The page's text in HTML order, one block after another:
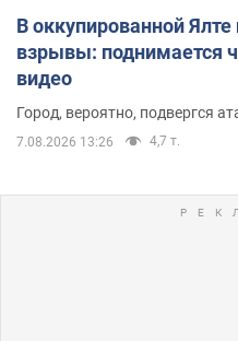
В оккупированной
взрывы: поднимается
видео
Город, вероятно, подвергся
7.08.2026 13:26 4,7 т.